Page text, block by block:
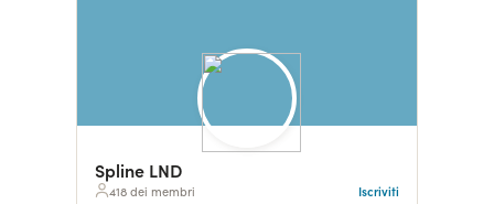
Spline LND
418 dei membri Iscriviti